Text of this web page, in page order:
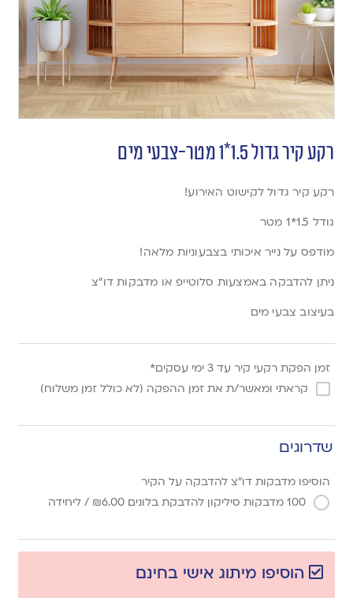
רקע קיר גדול 1.5*1 מטר-צבעי מים
רקע קיר גדול לקישוט האירוע!
גודל 1.5*1 מטר
מודפס על נייר איכותי בצבעוניות מלאה!
ניתן להדבקה באמצעות סלוטייפ או מדבקות דו”צ
בעיצוב צבעי מים
זמן הפקת רקעי קיר עד 3 ימי עסקים*
קראתי ומאשר/ת את זמן ההפקה (לא כולל זמן משלוח)
שדרוגים
הוסיפו מדבקות דו"צ להדבקה על הקיר
100 מדבקות סיליקון להדבקת בלונים
₪6.00 / ליחידה
הוסיפו מיתוג אישי בחינם